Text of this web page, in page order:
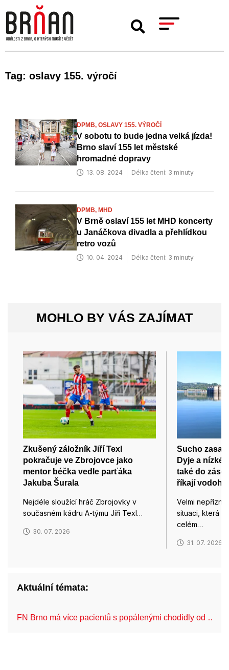
Tag: oslavy 155. výročí
DPMB, OSLAVY 155. VÝROČÍ
V sobotu to bude jedna velká jízda!
Brno slaví 155 let městské
hromadné dopravy
13. 08. 2024 Délka čtení: 3 minuty
DPMB, MHD
V Brně oslaví 155 let MHD koncerty
u Janáčkova divadla a přehlídkou
retro vozů
10. 04. 2024 Délka čtení: 3 minuty
MOHLO BY VÁS ZAJÍMAT
Zkušený záložník Jiří Texl
pokračuje ve Zbrojovce jako
mentor béčka vedle parťáka
Jakuba Šurala
Nejdéle sloužící hráč Zbrojovky v
současném kádru A-týmu Jiří Texl…
30. 07. 2026
Sucho
Dyje a nízké
také do
říkají
Velmi
situaci, která v
celém…
31. 07. 2026
Aktuální témata:
FN Brno má více pacientů s popálenými chodidly od …